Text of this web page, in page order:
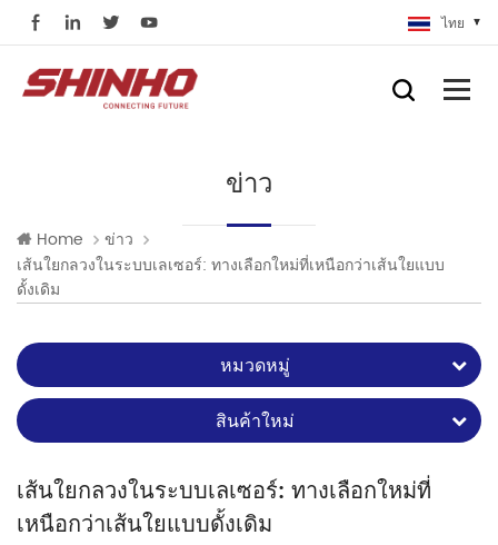
ไทย
ข่าว
Home
ข่าว
เส้นใยกลวงในระบบเลเซอร์: ทางเลือกใหม่ที่เหนือกว่าเส้นใยแบบ
ดั้งเดิม
หมวดหมู่
สินค้าใหม่
เส้นใยกลวงในระบบเลเซอร์: ทางเลือกใหม่ที่
เหนือกว่าเส้นใยแบบดั้งเดิม